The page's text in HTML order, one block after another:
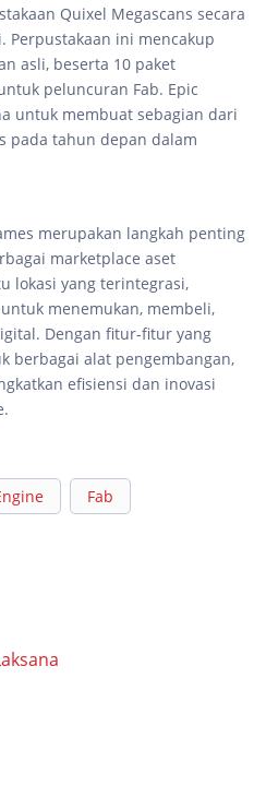
Quixel Megascans secara
ini mencakup
asli, beserta 10 paket
peluncuran Fab. Epic
untuk membuat sebagian dari
pada tahun depan dalam
merupakan langkah penting
marketplace aset
lokasi yang terintegrasi,
menemukan, membeli,
Dengan fitur-fitur yang
berbagai alat pengembangan,
efisiensi dan inovasi
Fab